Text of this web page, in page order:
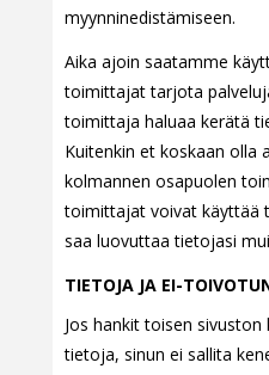
myynninedistämiseen.
Aika ajoin saatamme
toimittajat tarjota
toimittaja haluaa kerätä
Kuitenkin et koskaan olla
kolmannen osapuolen
toimittajat voivat käyttää
saa luovuttaa tietojasi
TIETOJA JA EI-
Jos hankit toisen
tietoja, sinun ei sallita